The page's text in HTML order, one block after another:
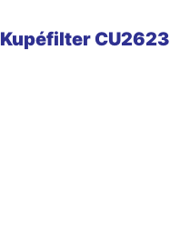
Kupéfilter CU2623